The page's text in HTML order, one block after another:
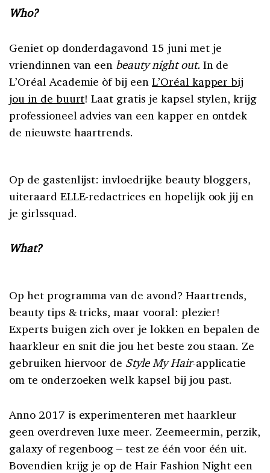
Who?
Geniet op donderdagavond 15 juni met je
vriendinnen van een beauty night out. In de
L’Oréal Academie òf bij een L’Oréal kapper bij
jou in de buurt! Laat gratis je kapsel stylen, krijg
professioneel advies van een kapper en ontdek
de nieuwste haartrends.
Op de gastenlijst: invloedrijke beauty bloggers,
uiteraard ELLE-redactrices en hopelijk ook jij en
je girlssquad.
What?
Op het programma van de avond? Haartrends,
beauty tips & tricks, maar vooral: plezier!
Experts buigen zich over je lokken en bepalen de
haarkleur en snit die jou het beste zou staan. Ze
gebruiken hiervoor de Style My Hair-applicatie
om te onderzoekenwelk kapsel bij jou past.
Anno 2017 is experimenteren met haarkleur
geen overdreven luxe meer. Zeemeermin, perzik,
galaxy of regenboog – test ze één voor één uit.
Bovendien krijg je op de Hair Fashion Night een